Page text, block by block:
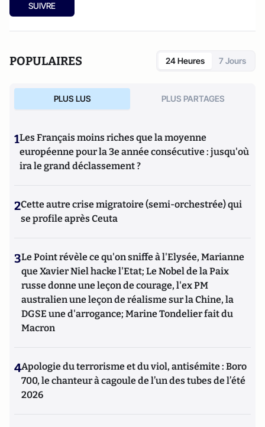
SUIVRE
POPULAIRES 24 Heures 7 Jours
PLUS LUS PLUS PARTAGES
1Les Français moins riches que la moyenne
européenne pour la 3e année consécutive : jusqu'où
ira le grand déclassement ?
2Cette autre crise migratoire (semi-orchestrée) qui
se profile après Ceuta
3Le Point révèle ce qu'on sniffe à l'Elysée, Marianne
que Xavier Niel hacke l'Etat; Le Nobel de la Paix
russe donne une leçon de courage, l'ex PM
australien une leçon de réalisme sur la Chine, la
DGSE une d'arrogance; Marine Tondelier fait du
Macron
4Apologie du terrorisme et du viol, antisémite : Boro
700, le chanteur à cagoule de l’un des tubes de l’été
2026